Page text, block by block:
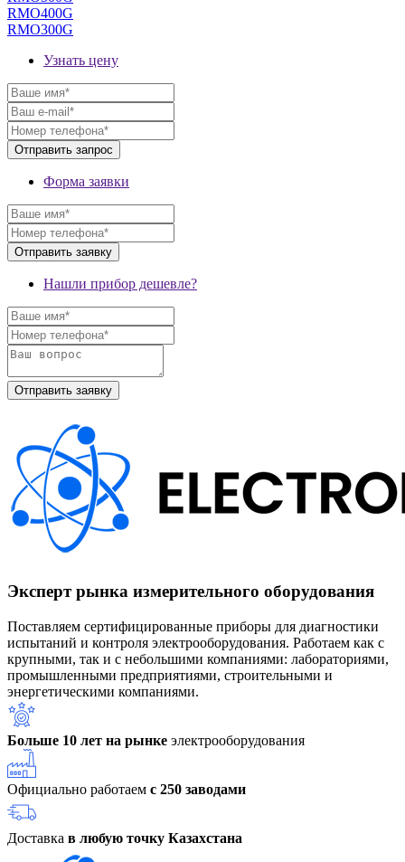
RMO400G
RMO300G
Узнать цену
Форма заявки
Нашли прибор дешевле?
Эксперт рынка измерительного оборудования
Поставляем сертифицированные приборы для диагностики
испытаний и контроля электрооборудования. Работаем как с
крупными, так и с небольшими компаниями: лабораториями,
промышленными предприятиями, строительными и
энергетическими компаниями.
Больше 10 лет на рынке электрооборудования
Официально работаем с 250 заводами
Доставка в любую точку Казахстана